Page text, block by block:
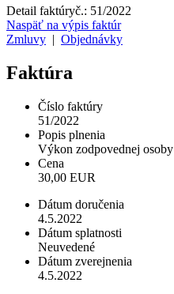
Detail faktúryč.: 51/2022
Naspäť na výpis faktúr
Zmluvy | Objednávky
Faktúra
Číslo faktúry
51/2022
Popis plnenia
Výkon zodpovednej osoby
Cena
30,00 EUR
Dátum doručenia
4.5.2022
Dátum splatnosti
Neuvedené
Dátum zverejnenia
4.5.2022